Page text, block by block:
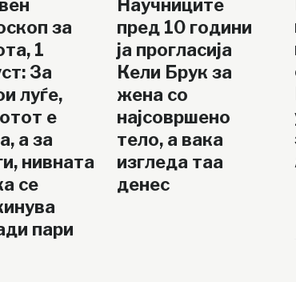
за
1
За
луѓе,
е
а за
нивната
се
пари
Научниците
пред 10 години
ја прогласија
Кели Брук за
жена со
најсовршено
тело, а вака
изгледа таа
денес